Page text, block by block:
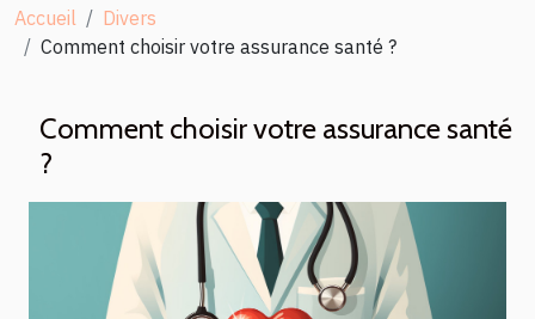
Accueil
Divers
Comment choisir votre assurance santé ?
Comment choisir votre assurance santé
?